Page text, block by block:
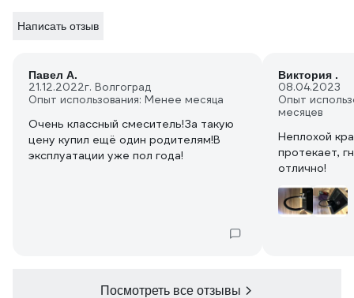
Написать отзыв
Павел А.
21.12.2022г. Волгоград
Опыт использования: Менее месяца
Очень классный смеситель!За такую
цену купил ещё один родителям!В
эксплуатации уже пол года!
Виктория .
08.04.2023
Опыт
месяцев
Неплохой
протекает,
отлично!
Посмотреть все отзывы